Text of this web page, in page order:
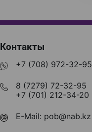
Контакты
+7 (708) 972-32-95
8 (7279) 72-32-95
+7 (701) 212-34-20
E-Mail: pob@nab.kz